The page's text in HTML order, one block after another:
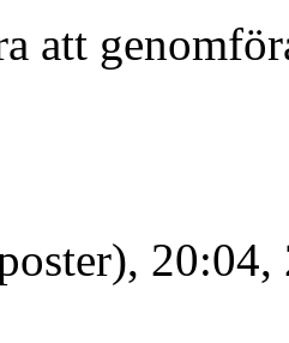
att
20:04,